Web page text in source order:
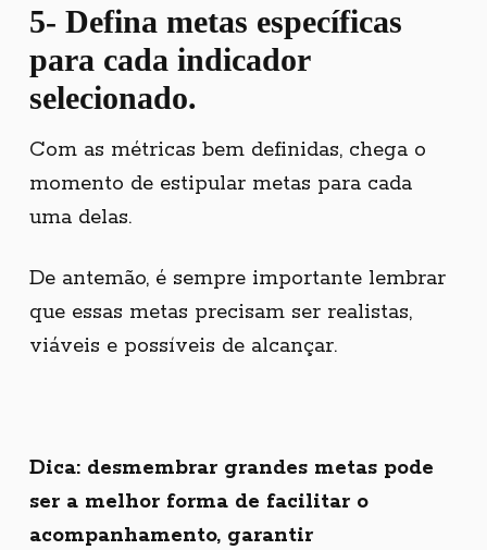
5- Defina metas específicas
para cada indicador
selecionado.
Com as métricas bem definidas, chega o
momento de estipular metas para cada
uma delas.
De antemão, é sempre importante lembrar
que essas metas precisam ser realistas,
viáveis e possíveis de alcançar.
Dica: desmembrar grandes metas pode
ser a melhor forma de facilitar o
acompanhamento, garantir